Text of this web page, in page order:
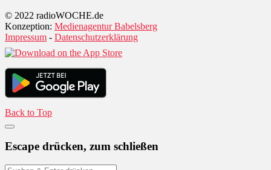
© 2022 radioWOCHE.de
Konzeption: Medienagentur Babelsberg
Impressum - Datenschutzerklärung
Back to Top
Escape drücken, zum schließen